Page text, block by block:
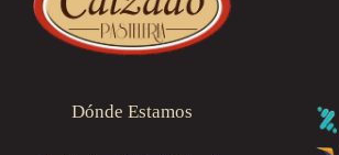
Dónde Estamos